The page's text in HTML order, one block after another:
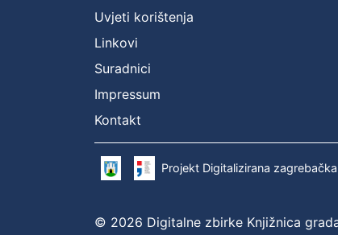
Uvjeti korištenja
Linkovi
Suradnici
Impressum
Kontakt
Projekt Digitalizirana
© 2026 Digitalne zbirke Knjižnica